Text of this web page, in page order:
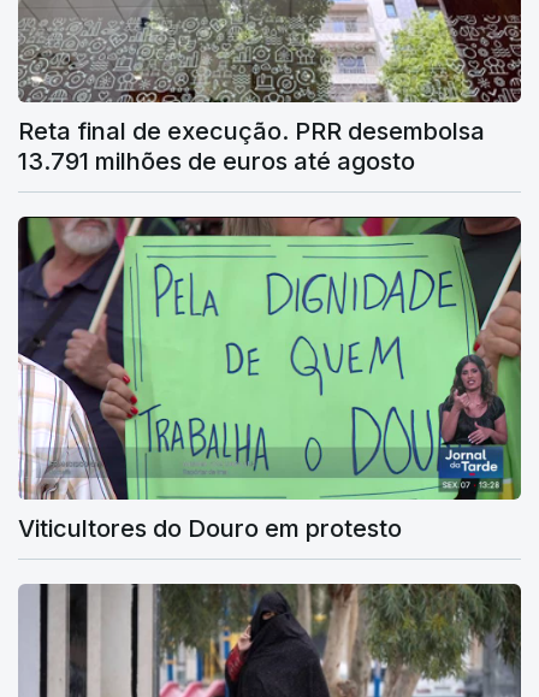
Reta final de execução. PRR desembolsa
13.791 milhões de euros até agosto
Viticultores do Douro em protesto